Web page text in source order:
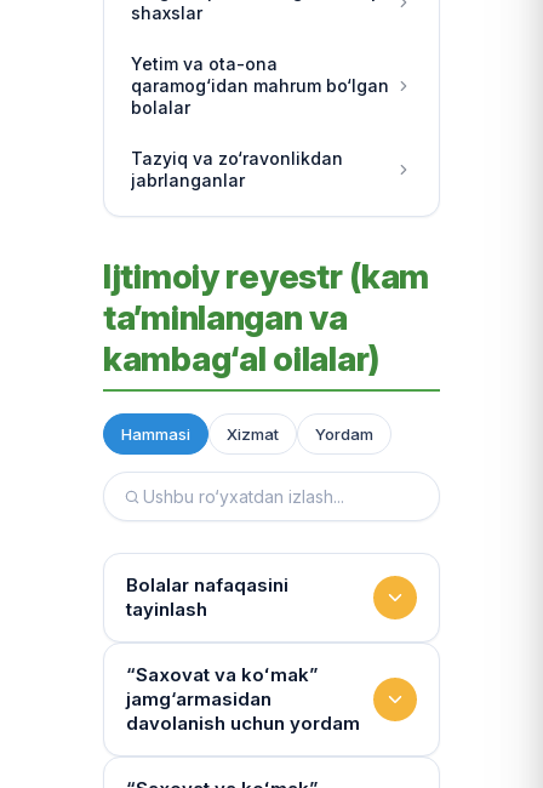
shaxslar
Yetim va ota-ona
qaramog‘idan mahrum bo‘lgan
bolalar
Tazyiq va zo‘ravonlikdan
jabrlanganlar
Ijtimoiy reyestr (kam
ta’minlangan va
kambag‘al oilalar)
Hammasi Xizmat Yordam
Bolalar nafaqasini
tayinlash
To‘lov miqdori
Miqdor qonunchilik bilan belgilanadi.
“Kambag‘allik chegarasidagi oila”ga
75% yoki 50% to‘lanadi
“Saxovat va koʻmak”
jamg‘armasidan
davolanish uchun yordam